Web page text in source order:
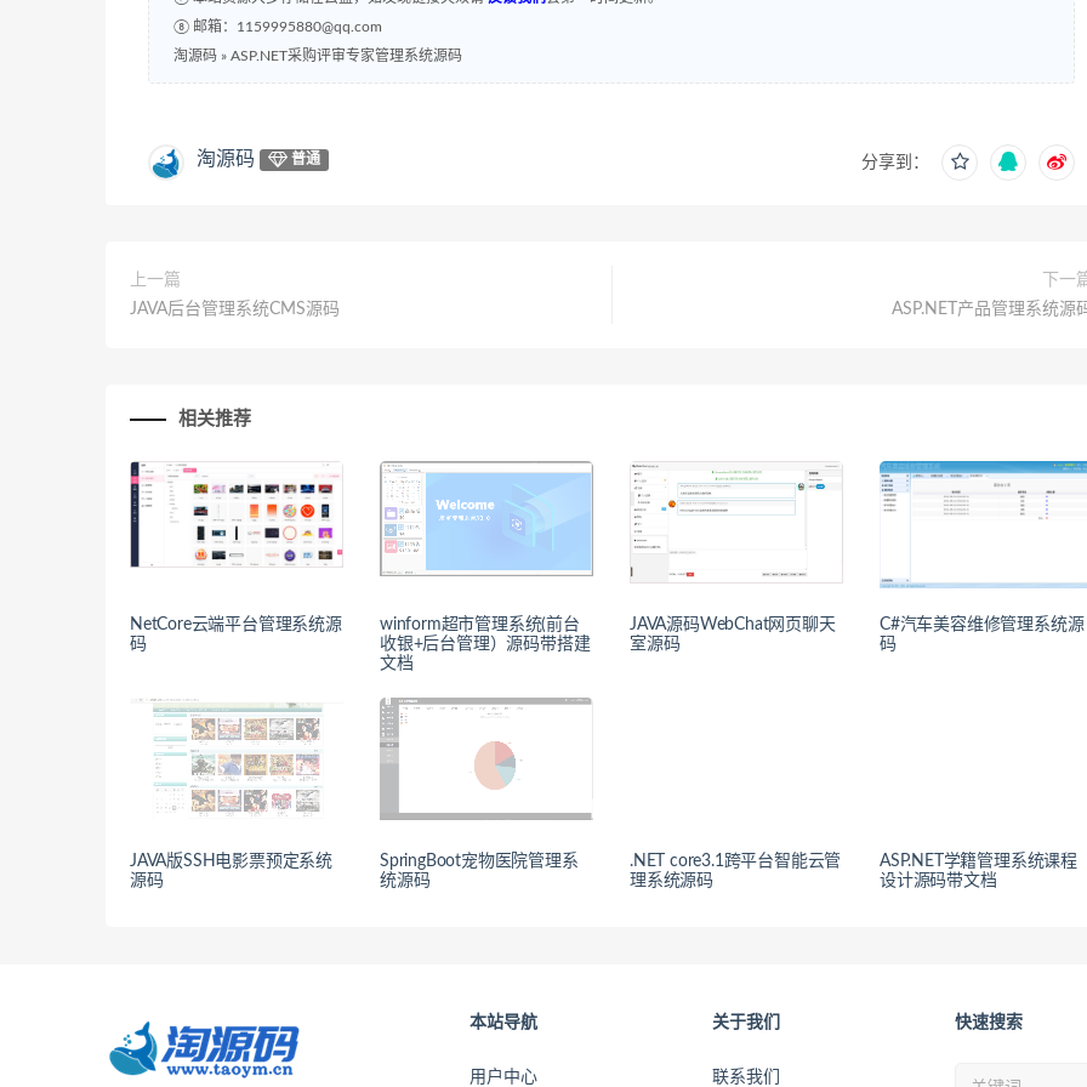
⑧ 邮箱：1159995880@qq.com
淘源码 » ASP.NET采购评审专家管理系统源码
淘源码 普通 分享到：
上一篇
JAVA后台管理系统CMS源码
下一
ASP.NET产品管理系统源
相关推荐
NetCore云端平台管理系统源
码
winform超市管理系统(前台
收银+后台管理）源码带搭建
文档
JAVA源码WebChat网页聊天
室源码
C#汽车美容维修管理系统源
码
JAVA版SSH电影票预定系统
源码
SpringBoot宠物医院管理系
统源码
.NET core3.1跨平台智能云管
理系统源码
ASP.NET学籍管理系统课程
设计源码带文档
本站导航
用户中心
关于我们
联系我们
快速搜索